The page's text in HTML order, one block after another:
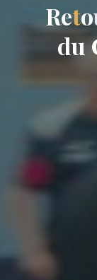
Reto
du